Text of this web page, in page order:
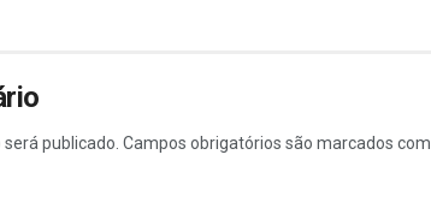
publicado. Campos obrigatórios são marcados com